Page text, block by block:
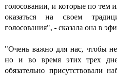
голосовании, и которые по тем
оказаться на своем
голосования", - сказала она в
"Очень важно для нас, чтобы
но и во время этих трех
обязательно присутствовали